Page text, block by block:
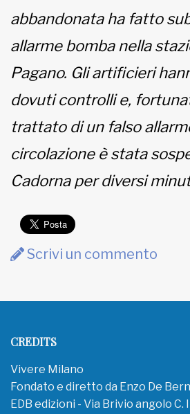
Imbonati, 89 20159 Milano (Italia)
Informativa sulla privacy
abbandonata ha fatto
allarme bomba nella
Pagano. Gli artificieri
dovuti controlli e,
trattato di un falso
circolazione è stata
Cadorna per diversi
Scrivi un commento
CREDITS
Vivere Milano
Fondato e diretto da Enzo De
EDB edizioni - Via Brivio angolo C.